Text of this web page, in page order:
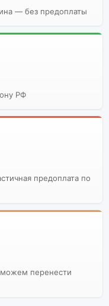
— без предоплаты
РФ
предоплата по
перенести